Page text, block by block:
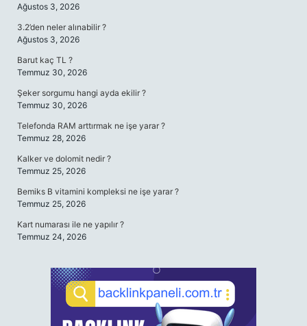
Ağustos 3, 2026
3.2’den neler alınabilir ?
Ağustos 3, 2026
Barut kaç TL ?
Temmuz 30, 2026
Şeker sorgumu hangi ayda ekilir ?
Temmuz 30, 2026
Telefonda RAM arttırmak ne işe yarar ?
Temmuz 28, 2026
Kalker ve dolomit nedir ?
Temmuz 25, 2026
Bemiks B vitamini kompleksi ne işe yarar ?
Temmuz 25, 2026
Kart numarası ile ne yapılır ?
Temmuz 24, 2026